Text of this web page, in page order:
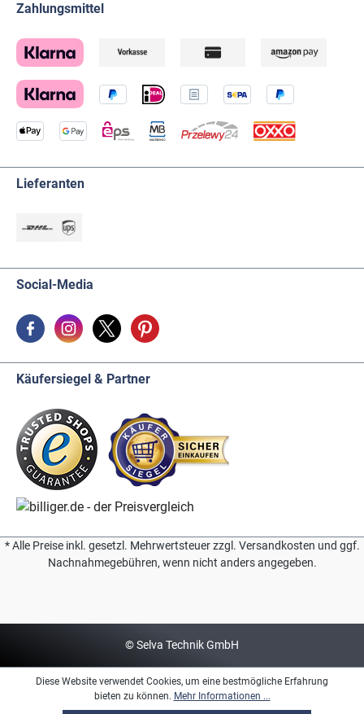
Zahlungsmittel
Lieferanten
Social-Media
Käufersiegel & Partner
* Alle Preise inkl. gesetzl. Mehrwertsteuer zzgl. Versandkosten und ggf.
Nachnahmegebühren, wenn nicht anders angegeben.
© Selva Technik GmbH
Diese Website verwendet Cookies, um eine bestmögliche Erfahrung
bieten zu können. Mehr Informationen ...